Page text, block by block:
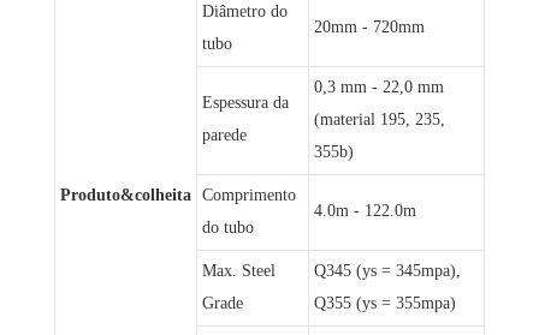
Produto&colheita
Diâmetro do
tubo
20mm - 720mm
Espessura da
parede
0,3 mm - 22,0 mm
(material 195, 235,
355b)
Comprimento
do tubo
4.0m - 122.0m
Max. Steel
Grade
Q345 (ys = 345mpa),
Q355 (ys = 355mpa)